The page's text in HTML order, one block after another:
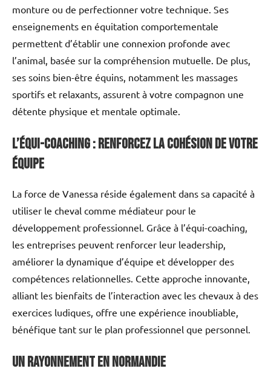
monture ou de perfectionner votre technique. Ses
enseignements en équitation comportementale
permettent d’établir une connexion profonde avec
l’animal, basée sur la compréhension mutuelle. De plus,
ses soins bien-être équins, notamment les massages
sportifs et relaxants, assurent à votre compagnon une
détente physique et mentale optimale.
L’équi-coaching : renforcez la cohésion de votre
équipe
La force de Vanessa réside également dans sa capacité à
utiliser le cheval comme médiateur pour le
développement professionnel. Grâce à l’équi-coaching,
les entreprises peuvent renforcer leur leadership,
améliorer la dynamique d’équipe et développer des
compétences relationnelles. Cette approche innovante,
alliant les bienfaits de l’interaction avec les chevaux à des
exercices ludiques, offre une expérience inoubliable,
bénéfique tant sur le plan professionnel que personnel.
Un rayonnement en Normandie